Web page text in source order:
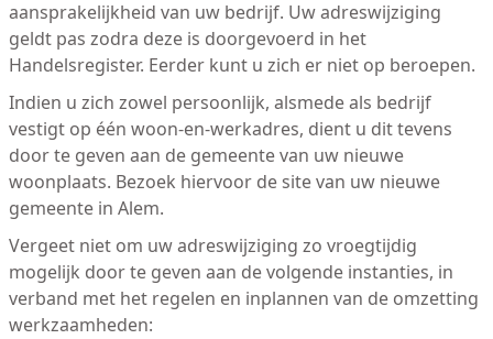
aansprakelijkheid van uw bedrijf. Uw adreswijziging
geldt pas zodra deze is doorgevoerd in het
Handelsregister. Eerder kunt u zich er niet op beroepen.
Indien u zich zowel persoonlijk, alsmede als bedrijf
vestigt op één woon-en-werkadres, dient u dit tevens
door te geven aan de gemeente van uw nieuwe
woonplaats. Bezoek hiervoor de site van uw nieuwe
gemeente in Alem.
Vergeet niet om uw adreswijziging zo vroegtijdig
mogelijk door te geven aan de volgende instanties, in
verband met het regelen en inplannen van de omzetting
werkzaamheden: